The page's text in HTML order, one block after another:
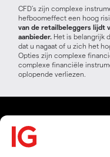
CFD’s zijn complexe
hefboomeffect een hoog
van de retailbeleggers lijdt
aanbieder. Het is belangrijk
dat u nagaat of u zich het
Opties zijn complexe
complexe financiële
oplopende verliezen.